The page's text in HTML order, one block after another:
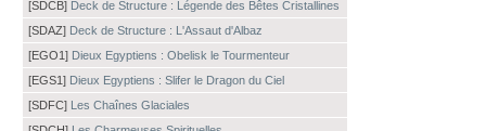
[SDCB] Deck de Structure : Légende des Bêtes Cristallines
[SDAZ] Deck de Structure : L'Assaut d'Albaz
[EGO1] Dieux Egyptiens : Obelisk le Tourmenteur
[EGS1] Dieux Egyptiens : Slifer le Dragon du Ciel
[SDFC] Les Chaînes Glaciales